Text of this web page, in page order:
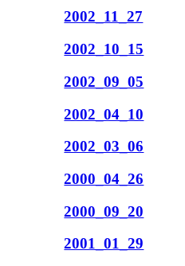
2002_11_27
2002_10_15
2002_09_05
2002_04_10
2002_03_06
2000_04_26
2000_09_20
2001_01_29